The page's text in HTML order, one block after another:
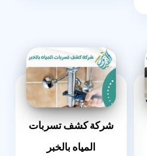
شركة كشف تسربات
المياه بالخبر